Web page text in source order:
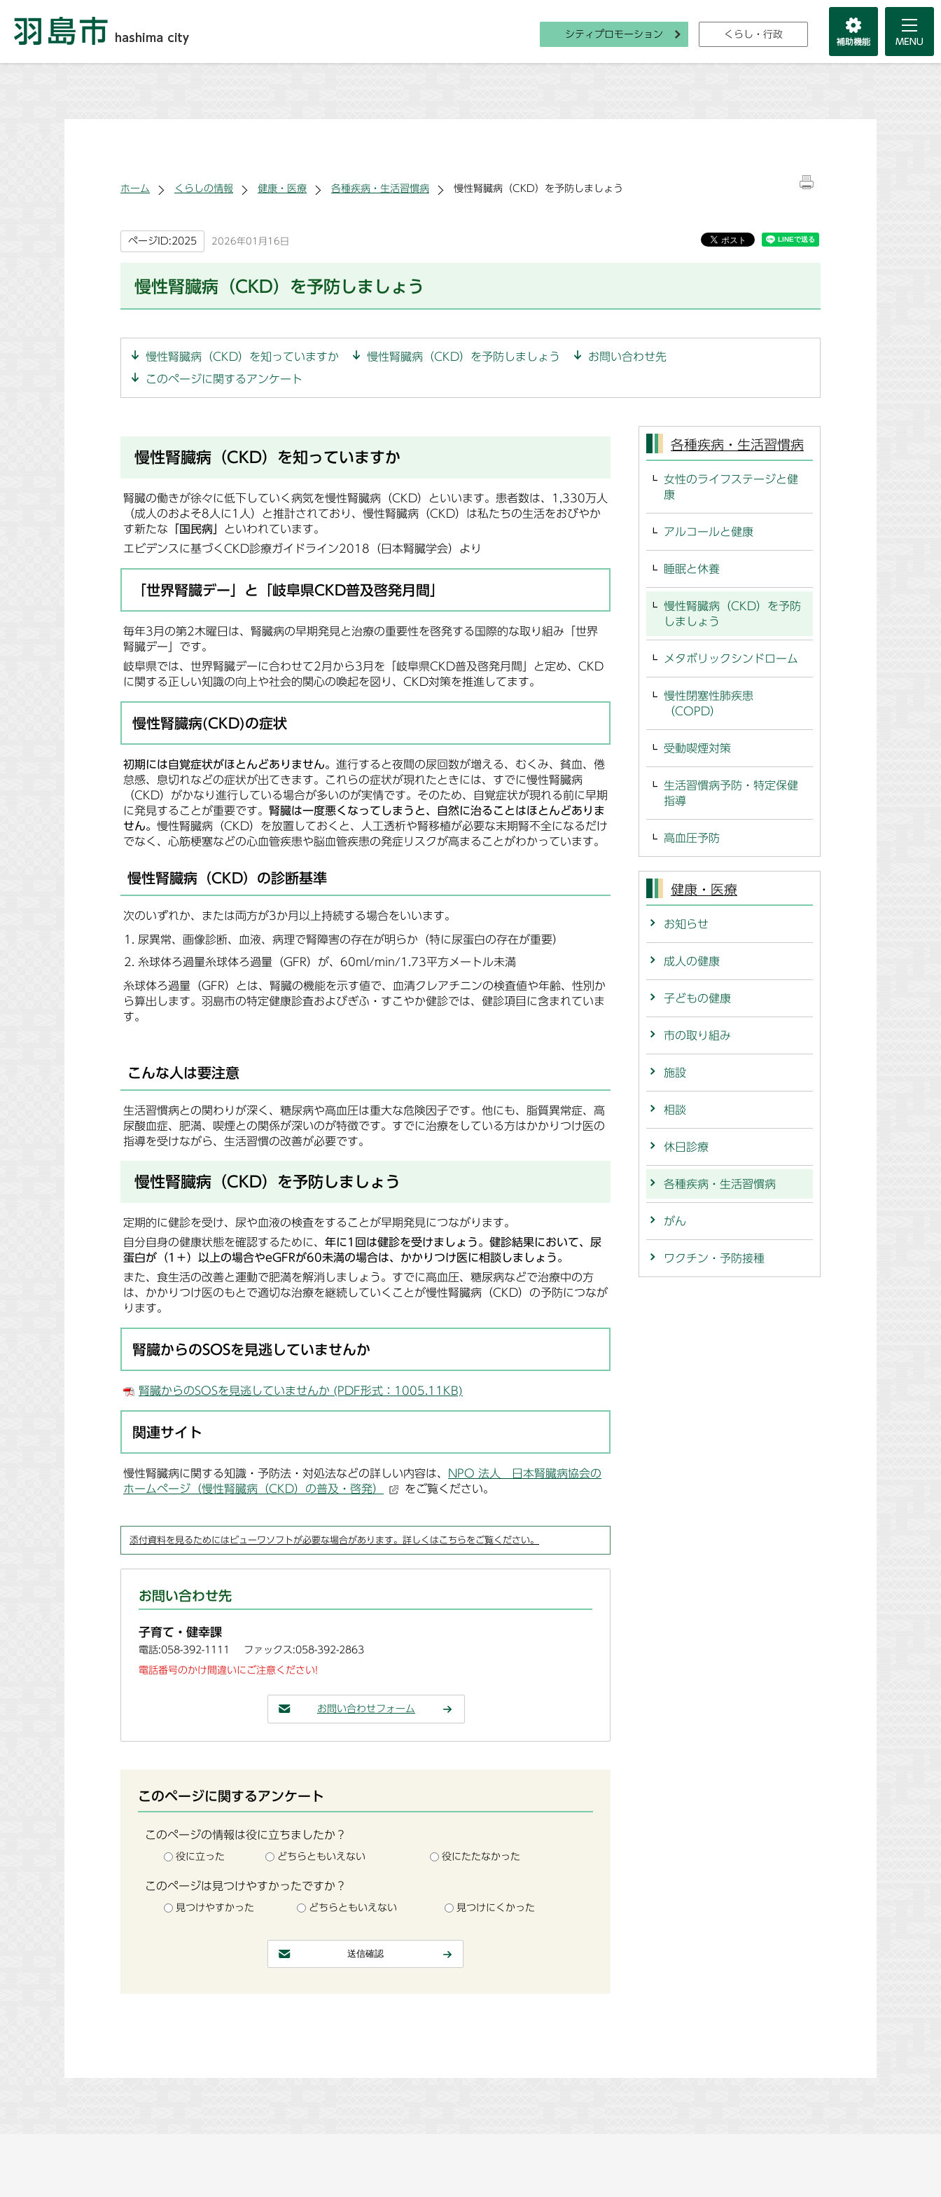
シティプロモーション くらし・行政
ホーム くらしの情報 健康・医療 各種疾病・生活習慣病 慢性腎臓病（CKD）を予防しましょう
ページID:2025 2026年01月16日
慢性腎臓病（CKD）を予防しましょう
慢性腎臓病（CKD）を知っていますか 慢性腎臓病（CKD）を予防しましょう
お問い合わせ先
このページに関するアンケート
慢性腎臓病（CKD）を知っていますか
腎臓の働きが徐々に低下していく病気を慢性腎臓病（CKD）といいます。患者数は、1,330万人
（成人のおよそ8人に1人）と推計されており、慢性腎臓病（CKD）は私たちの生活をおびやか
す新たな 「国民病」
といわれています。
エビデンスに基づくCKD診療ガイドライン2018（日本腎臓学会）より
「世界腎臓デー」と「岐阜県CKD普及啓発月間」
毎年3月の第2木曜日は、腎臓病の早期発見と治療の重要性を啓発する国際的な取り組み「世界
腎臓デー」です。
岐阜県では、世界腎臓デーに合わせて2月から3月を「岐阜県CKD普及啓発月間」と定め、CKD
に関する正しい知識の向上や社会的関心の喚起を図り、CKD対策を推進してます。
慢性腎臓病(CKD)の症状
初期には自覚症状がほとんどありません。 進行すると夜間の尿回数が増える、むくみ、貧血、倦
怠感、息切れなどの症状が出てきます。これらの症状が現れたときには、すでに慢性腎臓病
（CKD）がかなり進行している場合が多いのが実情です。そのため、自覚症状が現れる前に早期
に発見することが重要です。 腎臓は一度悪くなってしまうと、自然に治ることはほとんどありま
せん。 慢性腎臓病（CKD）を放置しておくと、人工透析や腎移植が必要な末期腎不全になるだけ
でなく、心筋梗塞などの心血管疾患や脳血管疾患の発症リスクが高まることがわかっています。
慢性腎臓病（CKD）の診断基準
次のいずれか、または両方が3か月以上持続する場合をいいます。
尿異常、画像診断、血液、病理で腎障害の存在が明らか（特に尿蛋白の存在が重要）
糸球体ろ過量糸球体ろ過量（GFR）が、60ml/min/1.73平方メートル未満
糸球体ろ過量（GFR）とは、腎臓の機能を示す値で、血清クレアチニンの検査値や年齢、性別か
ら算出します。羽島市の特定健康診査およびぎふ・すこやか健診では、健診項目に含まれていま
す。
こんな人は要注意
生活習慣病との関わりが深く、糖尿病や高血圧は重大な危険因子です。他にも、脂質異常症、高
尿酸血症、肥満、喫煙との関係が深いのが特徴です。すでに治療をしている方はかかりつけ医の
指導を受けながら、生活習慣の改善が必要です。
慢性腎臓病（CKD）を予防しましょう
定期的に健診を受け、尿や血液の検査をすることが早期発見につながります。
自分自身の健康状態を確認するために、 年に1回は健診を受けましょう。健診結果において、尿
蛋白が（1＋）以上の場合やeGFRが60未満の場合は、かかりつけ医に相談しましょう。
また、食生活の改善と運動で肥満を解消しましょう。すでに高血圧、糖尿病などで治療中の方
は、かかりつけ医のもとで適切な治療を継続していくことが慢性腎臓病（CKD）の予防につなが
ります。
腎臓からのSOSを見逃していませんか
腎臓からのSOSを見逃していませんか (PDF形式：1005.11KB)
関連サイト
慢性腎臓病に関する知識・予防法・対処法などの詳しい内容は、
NPO 法人 日本腎臓病協会の
ホームページ（慢性腎臓病（CKD）の普及・啓発）
をご覧ください。
添付資料を見るためにはビューワソフトが必要な場合があります。詳しくはこちらをご覧ください。
お問い合わせ先
子育て・健幸課
電話:058-392-1111 ファックス:058-392-2863
電話番号のかけ間違いにご注意ください!
お問い合わせフォーム
このページに関するアンケート
このページの情報は役に立ちましたか？
役に立った どちらともいえない 役にたたなかった
このページは見つけやすかったですか？
見つけやすかった どちらともいえない 見つけにくかった
各種疾病・生活習慣病
女性のライフステージと健
康
アルコールと健康
睡眠と休養
慢性腎臓病（CKD）を予防
しましょう
メタボリックシンドローム
慢性閉塞性肺疾患
（COPD）
受動喫煙対策
生活習慣病予防・特定保健
指導
高血圧予防
健康・医療
お知らせ
成人の健康
子どもの健康
市の取り組み
施設
相談
休日診療
各種疾病・生活習慣病
がん
ワクチン・予防接種